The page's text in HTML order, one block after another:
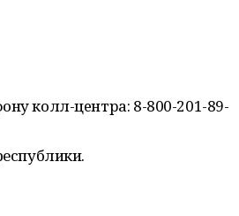
кoлл-цeнтpа: 8-800-201-89-